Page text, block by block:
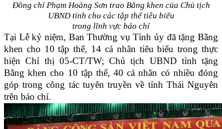
Đồng chí Phạm Hoàng Sơn trao Bằng khen của Chủ tịch
UBND tỉnh cho các tập thể tiêu biểu
trong lĩnh vực báo chí
Tại Lễ kỷ niệm, Ban Thường vụ Tỉnh ủy đã tặng Bằng
khen cho 10 tập thể, 14 cá nhân tiêu biểu trong thực
hiện Chỉ thị 05-CT/TW; Chủ tịch UBND tỉnh tặng
Bằng khen cho 10 tập thể, 40 cá nhân có nhiều đóng
góp trong công tác tuyên truyền về tỉnh Thái Nguyên
trên báo chí.